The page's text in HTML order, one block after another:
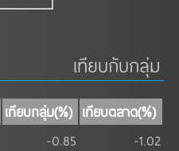
เทียบกับกลุ่ม
เทียบกลุ่ม(%) เทียบตลาด(%)
-0.85
-1.02